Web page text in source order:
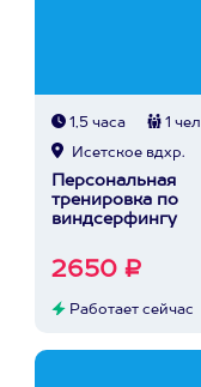
1,5 часа 1 чел
Исетское вдхр.
Персональная
тренировка по
виндсерфингу
2650 ₽
Работает сейчас